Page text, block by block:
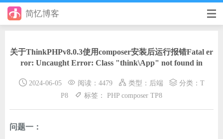
简忆博客
前端
后端
日记
关于ThinkPHPv8.0.3使用composer安装后运行报错Fatal er
ror: Uncaught Error: Class "think\App" not found in
2024-06-05 阅读：4479 类型： 后端 分类： T
P8
标签： PHP composer TP8
问题一：